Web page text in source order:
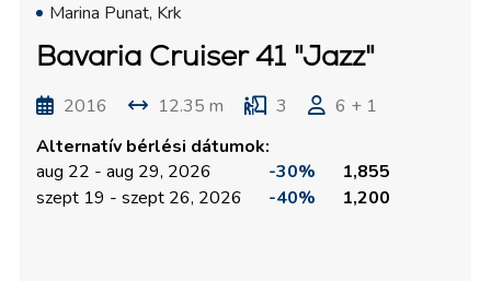
Marina Punat, Krk
Bavaria Cruiser 41 "Jazz"
2016 12.35 m 3
6 + 1
Alternatív bérlési dátumok:
aug 22 - aug 29, 2026
-30%
1,855
szept 19 - szept 26, 2026
-40% 1,200